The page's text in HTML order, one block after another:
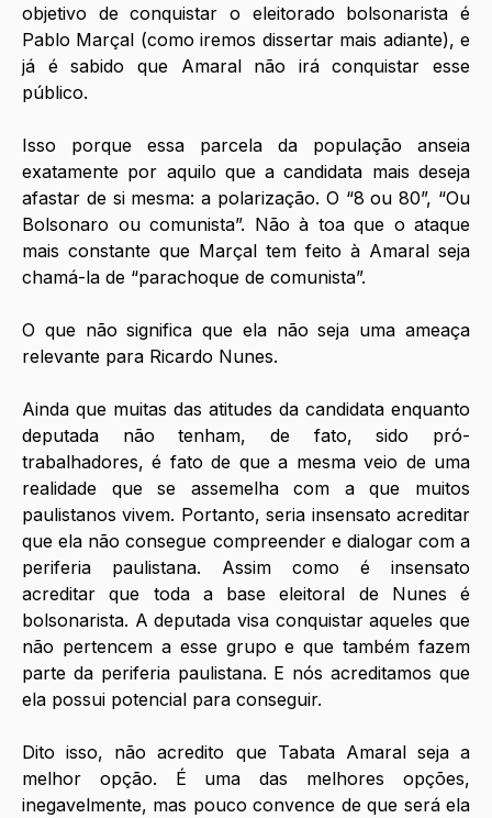
objetivo de conquistar o eleitorado bolsonarista é
Pablo Marçal (como iremos dissertar mais adiante), e
já é sabido que Amaral não irá conquistar esse
público.
Isso porque essa parcela da população anseia
exatamente por aquilo que a candidata mais deseja
afastar de si mesma: a polarização. O “8 ou 80”, “Ou
Bolsonaro ou comunista”. Não à toa que o ataque
mais constante que Marçal tem feito à Amaral seja
chamá-la de “parachoque de comunista”.
O que não significa que ela não seja uma ameaça
relevante para Ricardo Nunes.
Ainda que muitas das atitudes da candidata enquanto
deputada não tenham, de fato, sido pró-
trabalhadores, é fato de que a mesma veio de uma
realidade que se assemelha com a que muitos
paulistanos vivem. Portanto, seria insensato acreditar
que ela não consegue compreender e dialogar com a
periferia paulistana. Assim como é insensato
acreditar que toda a base eleitoral de Nunes é
bolsonarista. A deputada visa conquistar aqueles que
não pertencem a esse grupo e que também fazem
parte da periferia paulistana. E nós acreditamos que
ela possui potencial para conseguir.
Dito isso, não acredito que Tabata Amaral seja a
melhor opção. É uma das melhores opções,
inegavelmente, mas pouco convence de que será ela